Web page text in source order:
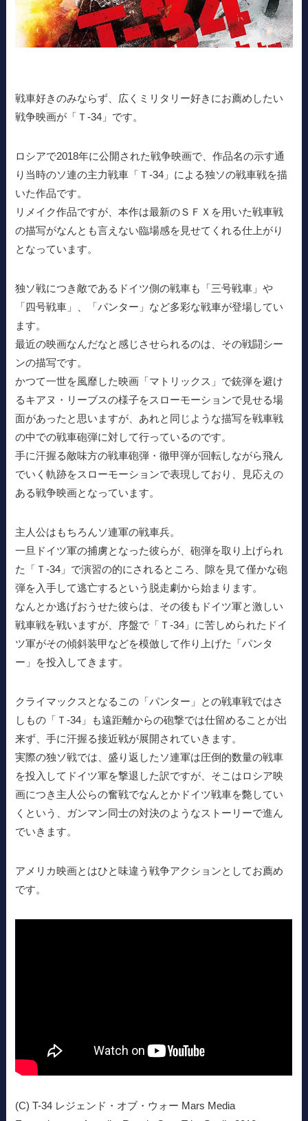
戦車好きのみならず、広くミリタリー好きにお薦めしたい
戦争映画が「Ｔ-34」です。
ロシアで2018年に公開された戦争映画で、作品名の示す通
り当時のソ連の主力戦車「Ｔ-34」による独ソの戦車戦を描
いた作品です。
リメイク作品ですが、本作は最新のＳＦＸを用いた戦車戦
の描写がなんとも言えない臨場感を見せてくれる仕上がり
となっています。
独ソ戦につき敵であるドイツ側の戦車も「三号戦車」や
「四号戦車」、「パンター」など多彩な戦車が登場してい
ます。
最近の映画なんだなと感じさせられるのは、その戦闘シー
ンの描写です。
かつて一世を風靡した映画「マトリックス」で銃弾を避け
るキアヌ・リーブスの様子をスローモーションで見せる場
面があったと思いますが、あれと同じような描写を戦車戦
の中での戦車砲弾に対して行っているのです。
手に汗握る敵味方の戦車砲弾・徹甲弾が回転しながら飛ん
でいく軌跡をスローモーションで表現しており、見応えの
ある戦争映画となっています。
主人公はもちろんソ連軍の戦車兵。
一旦ドイツ軍の捕虜となった彼らが、砲弾を取り上げられ
た「Ｔ-34」で演習の的にされるところ、隙を見て僅かな砲
弾を入手して逃亡するという脱走劇から始まります。
なんとか逃げおうせた彼らは、その後もドイツ軍と激しい
戦車戦を戦いますが、序盤で「Ｔ-34」に苦しめられたドイ
ツ軍がその傾斜装甲などを模倣して作り上げた「パンタ
ー」を投入してきます。
クライマックスとなるこの「パンター」との戦車戦ではさ
しもの「Ｔ-34」も遠距離からの砲撃では仕留めることが出
来ず、手に汗握る接近戦が展開されていきます。
実際の独ソ戦では、盛り返したソ連軍は圧倒的数量の戦車
を投入してドイツ軍を撃退した訳ですが、そこはロシア映
画につき主人公らの奮戦でなんとかドイツ戦車を斃してい
くという、ガンマン同士の対決のようなストーリーで進ん
でいきます。
アメリカ映画とはひと味違う戦争アクションとしてお薦め
です。
(C) T-34 レジェンド・オブ・ウォー Mars Media